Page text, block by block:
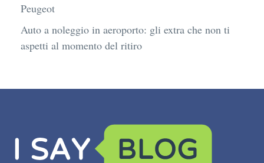
Peugeot
Auto a noleggio in aeroporto: gli extra che non ti
aspetti al momento del ritiro